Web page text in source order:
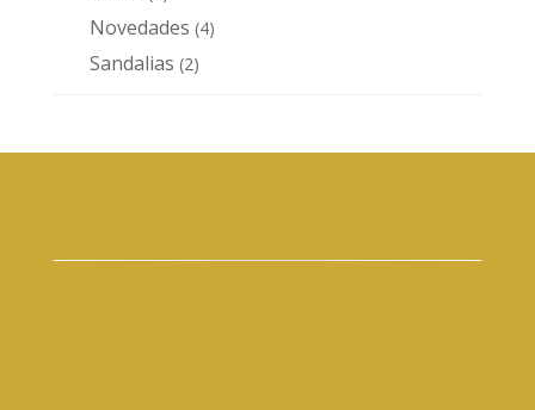
producto
Novedades 44
Sandalias 22